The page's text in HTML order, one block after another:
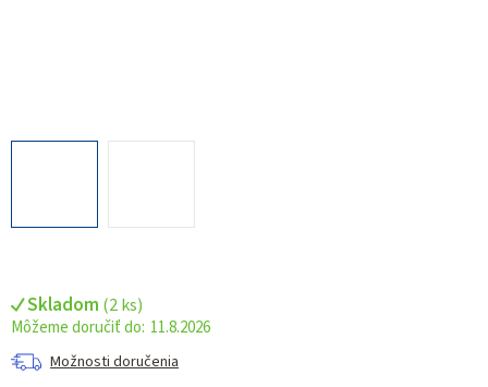
Skladom (2 ks)
11.8.2026
Možnosti doručenia